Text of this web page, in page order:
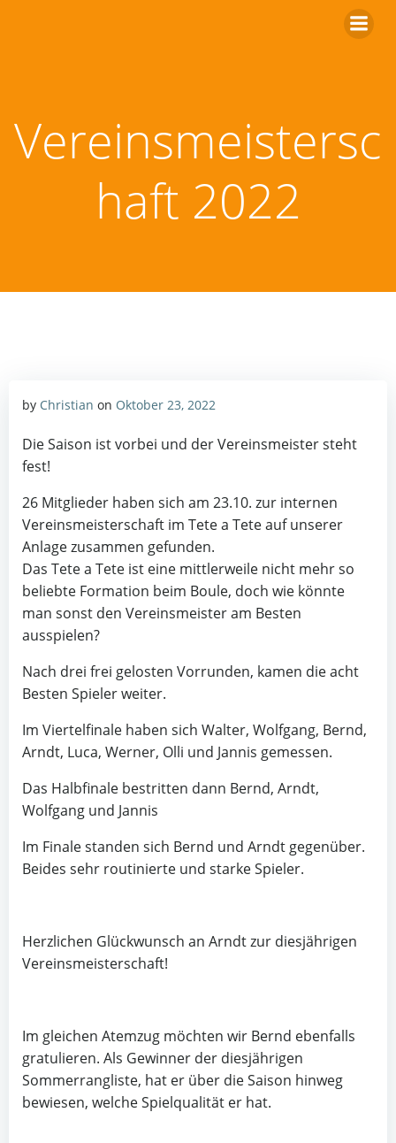
Vereinsmeistersc
haft 2022
by Christian on Oktober 23, 2022
Die Saison ist vorbei und der Vereinsmeister steht
fest!
26 Mitglieder haben sich am 23.10. zur internen
Vereinsmeisterschaft im Tete a Tete auf unserer
Anlage zusammen gefunden.
Das Tete a Tete ist eine mittlerweile nicht mehr so
beliebte Formation beim Boule, doch wie könnte
man sonst den Vereinsmeister am Besten
ausspielen?
Nach drei frei gelosten Vorrunden, kamen die acht
Besten Spieler weiter.
Im Viertelfinale haben sich Walter, Wolfgang, Bernd,
Arndt, Luca, Werner, Olli und Jannis gemessen.
Das Halbfinale bestritten dann Bernd, Arndt,
Wolfgang und Jannis
Im Finale standen sich Bernd und Arndt gegenüber.
Beides sehr routinierte und starke Spieler.
Herzlichen Glückwunsch an Arndt zur diesjährigen
Vereinsmeisterschaft!
Im gleichen Atemzug möchten wir Bernd ebenfalls
gratulieren. Als Gewinner der diesjährigen
Sommerrangliste, hat er über die Saison hinweg
bewiesen, welche Spielqualität er hat.